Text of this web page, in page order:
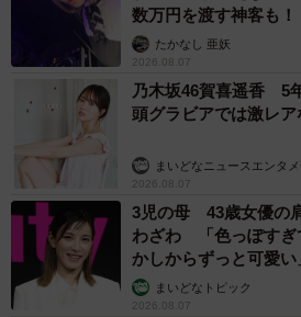
ではの楽しみ方を提案する。
「お菓子ブランドさながら見た目も
ティがあるのに、作るのは簡単。
しているので、ぜひバレンタイン
していただければと思います」
■今後の発売日は、5、6、7、8、14
11時と18時に販売開始。
■購入サイト： http://www.dagashi-
数万円を渡す神客も！
たかなし 亜妖
2026.08.07
乃木坂46賀喜遥香 5
頭グラビアでは激レ
まいどなニュースエンタメ
2026.08.07
3児の母 43歳女優の
わざわ 「色っぽすぎ
かしからずっと可愛い
まいどなトピック
2026.08.07